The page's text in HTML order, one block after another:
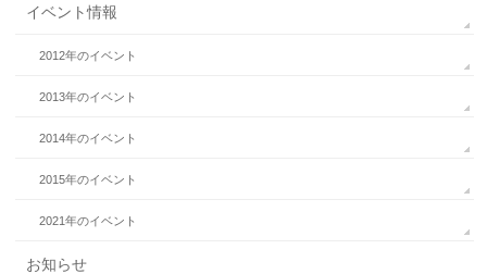
イベント情報
2012年のイベント
2013年のイベント
2014年のイベント
2015年のイベント
2021年のイベント
お知らせ